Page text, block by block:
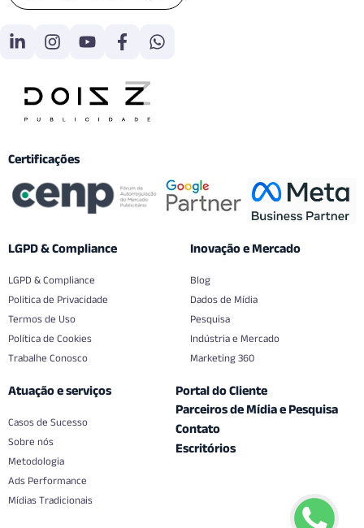
Certificações
LGPD & Compliance
LGPD & Compliance
Politica de Privacidade
Termos de Uso
Política de Cookies
Trabalhe Conosco
Inovação e Mercado
Blog
Dados de Mídia
Pesquisa
Indústria e Mercado
Marketing 360
Atuação e serviços
Casos de Sucesso
Sobre nós
Metodologia
Ads Performance
Mídias Tradicionais
Portal do Cliente
Parceiros de Mídia e Pesquisa
Contato
Escritórios